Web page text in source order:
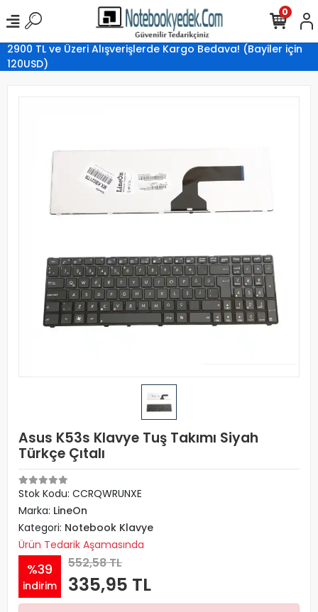
2900 TL ve Üzeri Alışverişlerde Kargo Bedava! (Bayiler için
120USD)
0
Asus K53s Klavye Tuş Takımı Siyah
Türkçe Çıtalı
Stok Kodu: CCRQWRUNXE
Marka: LineOn
Kategori: Notebook Klavye
Ürün Tedarik Aşamasında
%39
indirim
552,58 TL
335,95 TL